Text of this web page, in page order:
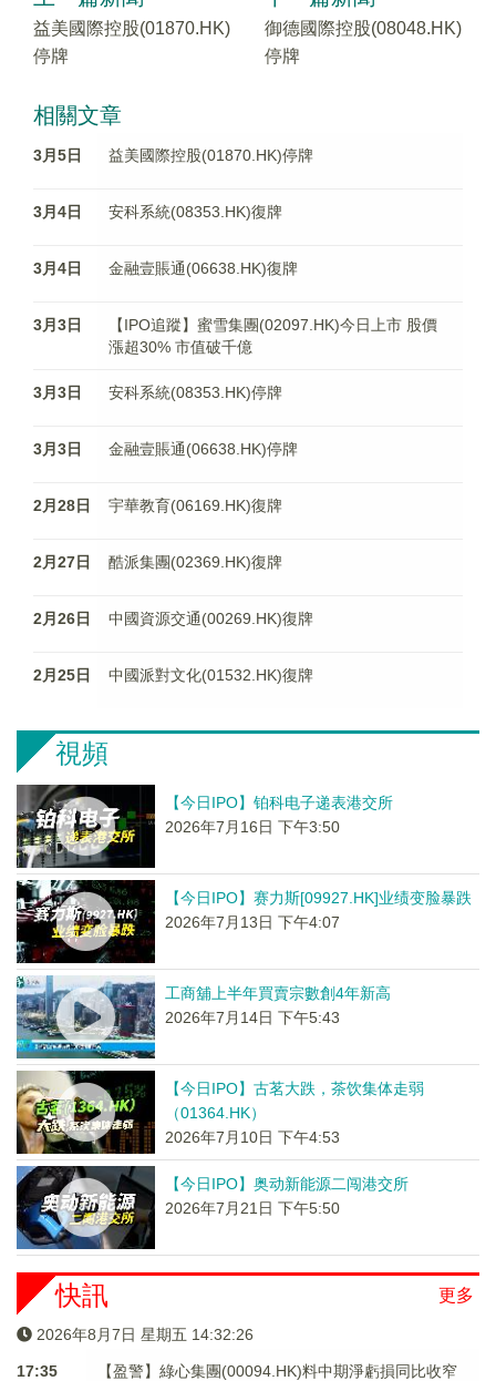
益美國際控股(01870.HK)
停牌
御德國際控股(08048.HK)
停牌
相關文章
3月5日 益美國際控股(01870.HK)停牌
3月4日 安科系統(08353.HK)復牌
3月4日 金融壹賬通(06638.HK)復牌
3月3日
【IPO追蹤】蜜雪集團(02097.HK)今日上市 股價
漲超30% 市值破千億
3月3日 安科系統(08353.HK)停牌
3月3日 金融壹賬通(06638.HK)停牌
2月28日 宇華教育(06169.HK)復牌
2月27日 酷派集團(02369.HK)復牌
2月26日 中國資源交通(00269.HK)復牌
2月25日 中國派對文化(01532.HK)復牌
視頻
【今日IPO】铂科电子递表港交所
2026年7月16日 下午3:50
【今日IPO】赛力斯[09927.HK]业绩变脸暴跌
2026年7月13日 下午4:07
工商舖上半年買賣宗數創4年新高
2026年7月14日 下午5:43
【今日IPO】古茗大跌，茶饮集体走弱
（01364.HK）
2026年7月10日 下午4:53
【今日IPO】奥动新能源二闯港交所
2026年7月21日 下午5:50
更多
快訊
2026年8月7日 星期五 14:32:27
17:35
【盈警】綠心集團(00094.HK)料中期淨虧損同比收窄